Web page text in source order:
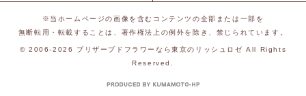
※当ホームページの画像を含むコンテンツの全部または一部を
無断転用・転載することは、著作権法上の例外を除き、禁じられています。
© 2006-2026 プリザーブドフラワーなら東京のリッシュロゼ All Rights
Reserved.